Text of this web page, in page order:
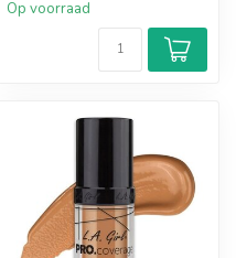
Op voorraad